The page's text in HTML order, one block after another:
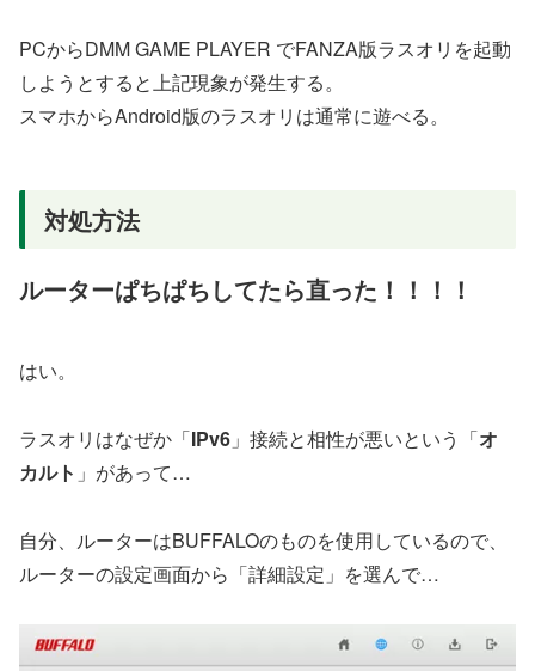
PCからDMM GAME PLAYER でFANZA版ラスオリを起動
しようとすると上記現象が発生する。
スマホからAndroid版のラスオリは通常に遊べる。
対処方法
ルーターぱちぱちしてたら直った！！！！
はい。
ラスオリはなぜか「IPv6 」接続と相性が悪いという「オ
カルト 」があって…
自分、ルーターはBUFFALOのものを使用しているので、
ルーターの設定画面から「詳細設定」を選んで…